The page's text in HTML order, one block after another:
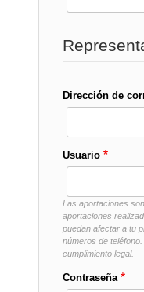
Dirección de
Usuario
Las aportaciones
aportaciones
puedan afectar a tu
números de
cumplimiento legal.
Contraseña